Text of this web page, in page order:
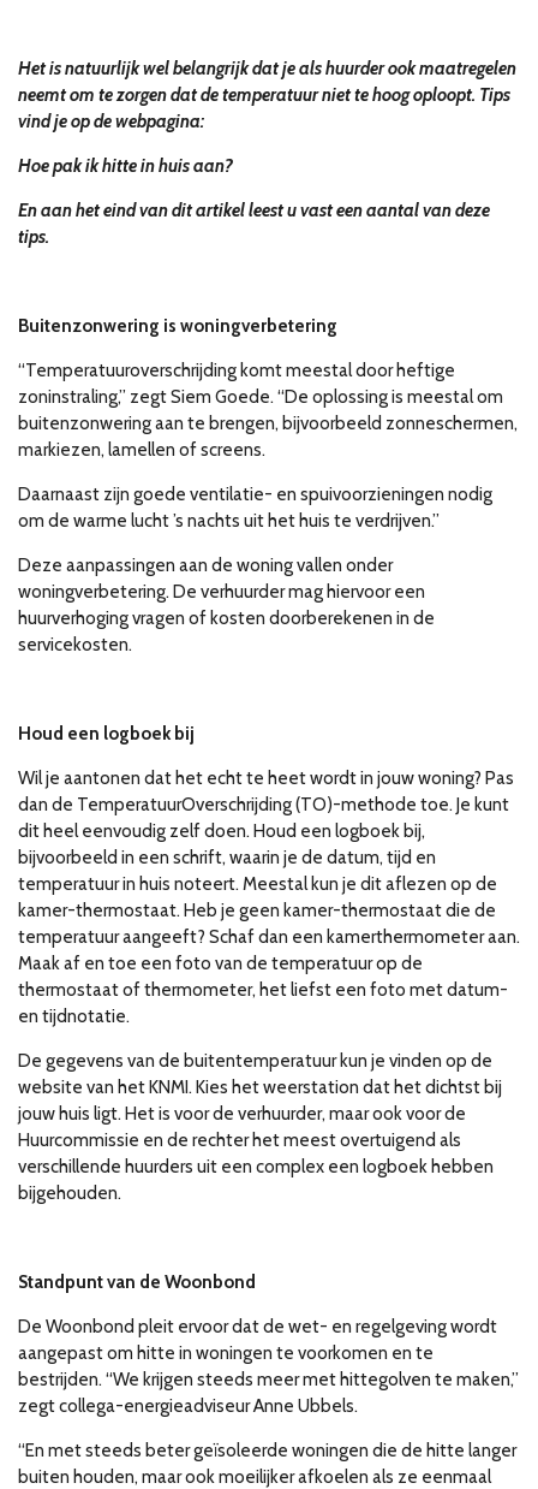
Het is natuurlijk wel belangrijk dat je als huurder ook maatregelen
neemt om te zorgen dat de temperatuur niet te hoog oploopt. Tips
vind je op de webpagina:
Hoe pak ik hitte in huis aan?
En aan het eind van dit artikel leest u vast een aantal van deze
tips.
Buitenzonwering is woningverbetering
“Temperatuuroverschrijding komt meestal door heftige
zoninstraling,” zegt Siem Goede. “De oplossing is meestal om
buitenzonwering aan te brengen, bijvoorbeeld zonneschermen,
markiezen, lamellen of screens.
Daarnaast zijn goede ventilatie- en spuivoorzieningen nodig
om de warme lucht ’s nachts uit het huis te verdrijven.”
Deze aanpassingen aan de woning vallen onder
woningverbetering. De verhuurder mag hiervoor een
huurverhoging vragen of kosten doorberekenen in de
servicekosten.
Houd een logboek bij
Wil je aantonen dat het echt te heet wordt in jouw woning? Pas
dan de TemperatuurOverschrijding (TO)-methode toe. Je kunt
dit heel eenvoudig zelf doen. Houd een logboek bij,
bijvoorbeeld in een schrift, waarin je de datum, tijd en
temperatuur in huis noteert. Meestal kun je dit aflezen op de
kamer-thermostaat. Heb je geen kamer-thermostaat die de
temperatuur aangeeft? Schaf dan een kamerthermometer aan.
Maak af en toe een foto van de temperatuur op de
thermostaat of thermometer, het liefst een foto met datum-
en tijdnotatie.
De gegevens van de buitentemperatuur kun je vinden op de
website van het KNMI. Kies het weerstation dat het dichtst bij
jouw huis ligt. Het is voor de verhuurder, maar ook voor de
Huurcommissie en de rechter het meest overtuigend als
verschillende huurders uit een complex een logboek hebben
bijgehouden.
Standpunt van de Woonbond
De Woonbond pleit ervoor dat de wet- en regelgeving wordt
aangepast om hitte in woningen te voorkomen en te
bestrijden. “We krijgen steeds meer met hittegolven te maken,”
zegt collega-energieadviseur Anne Ubbels.
“En met steeds beter geïsoleerde woningen die de hitte langer
buiten houden, maar ook moeilijker afkoelen als ze eenmaal